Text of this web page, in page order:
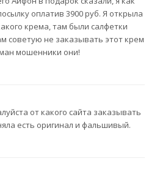
оплатив 3900 руб. Я открыла
крема, там были салфетки
советую не заказывать этот крем
мошенники они!
от какого сайта заказывать
есть оригинал и фальшивый.